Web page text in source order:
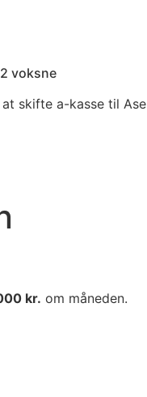
voksne
skifte a-kasse til Ase
kr. om måneden.